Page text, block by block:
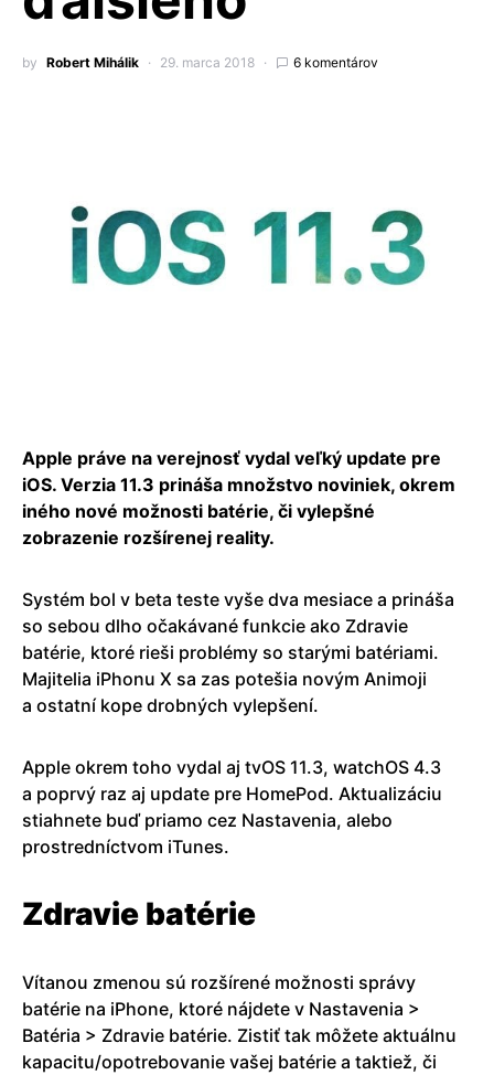
by Robert Mihálik 29. marca 2018 6 komentárov
Apple práve na verejnosť vydal veľký update pre
iOS. Verzia 11.3 prináša množstvo noviniek, okrem
iného nové možnosti batérie, či vylepšné
zobrazenie rozšírenej reality.
Systém bol v beta teste vyše dva mesiace a prináša
so sebou dlho očakávané funkcie ako Zdravie
batérie, ktoré rieši problémy so starými batériami.
Majitelia iPhonu X sa zas potešia novým Animoji
a ostatní kope drobných vylepšení.
Apple okrem toho vydal aj tvOS 11.3, watchOS 4.3
a poprvý raz aj update pre HomePod. Aktualizáciu
stiahnete buď priamo cez Nastavenia, alebo
prostredníctvom iTunes.
Zdravie batérie
Vítanou zmenou sú rozšírené možnosti správy
batérie na iPhone, ktoré nájdete v Nastavenia >
Batéria > Zdravie batérie. Zistiť tak môžete aktuálnu
kapacitu/opotrebovanie vašej batérie a taktiež, či